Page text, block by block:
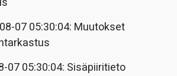
07 05:30:04: Muutokset
07 05:30:04: Sisäpiiritieto